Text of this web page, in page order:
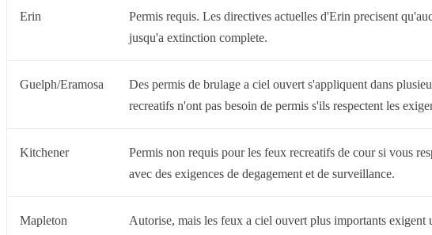
Erin
Permis requis. Les directives actuelles d'Erin precisent
jusqu'a extinction complete.
Guelph/Eramosa
Des permis de brulage a ciel ouvert s'appliquent dans
recreatifs n'ont pas besoin de permis s'ils respectent les
Kitchener
Permis non requis pour les feux recreatifs de cour si vous
avec des exigences de degagement et de surveillance.
Mapleton
Autorise, mais les feux a ciel ouvert plus importants